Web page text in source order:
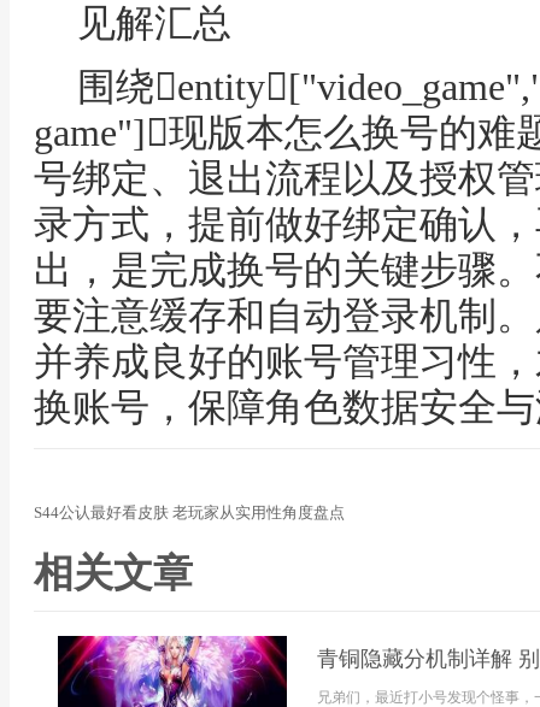
见解汇总
围绕
game"]现版本怎么换号的难
号绑定、退出流程以及授权
录方式，提前做好绑定确认
出，是完成换号的关键步骤
要注意缓存和自动登录机制
并养成良好的账号管理习性
换账号，保障角色数据安全
S44公认最好看皮肤 老玩家从实用性角度盘点
相关文章
青铜隐藏分机制详解
兄弟们，最近打小号发现个怪事